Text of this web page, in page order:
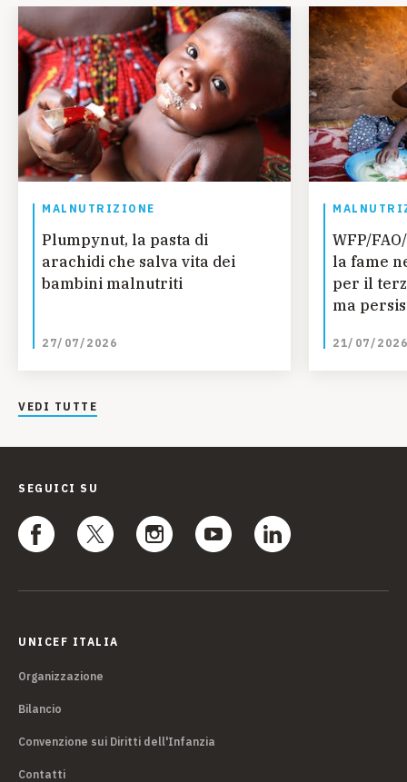
MALNUTRIZIONE
Plumpynut, la pasta di
arachidi che salva vita dei
bambini malnutriti
27/07/2026
WFP/
la fame
per il
ma
ONU
21/07/2026
VEDI TUTTE
SEGUICI SU
UNICEF ITALIA
Organizzazione
Bilancio
Convenzione sui Diritti dell'Infanzia
Contatti